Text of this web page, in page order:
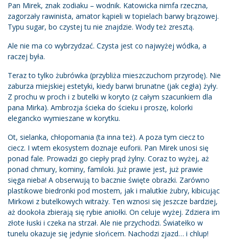
Pan Mirek, znak zodiaku – wodnik. Katowicka nimfa rzeczna,
zagorzały rawinista, amator kąpieli w topielach barwy brązowej.
Typu sugar, bo czystej tu nie znajdzie. Wody też zresztą.
Ale nie ma co wybrzydzać. Czysta jest co najwyżej wódka, a
raczej była.
Teraz to tylko żubrówka (przybliża mieszczuchom przyrodę). Nie
zaburza miejskiej estetyki, kiedy barwi brunatne (jak cegła) żyły.
Z prochu w proch i z butelki w koryto (z całym szacunkiem dla
pana Mirka). Ambrozja ścieka do ścieku i proszę, kolorki
elegancko wymieszane w korytku.
Ot, sielanka, chłopomania (ta inna też). A poza tym ciecz to
ciecz. I wtem ekosystem doznaje euforii. Pan Mirek unosi się
ponad fale. Prowadzi go ciepły prąd żylny. Coraz to wyżej, aż
ponad chmury, kominy, familoki. Już prawie jest, już prawie
sięga nieba! A obserwują to bacznie święte obrazki. Zarówno
plastikowe biedronki pod mostem, jak i malutkie żubry, kibicując
Mirkowi z butelkowych witraży. Ten wznosi się jeszcze bardziej,
aż dookoła zbierają się rybie aniołki. On celuje wyżej. Zdziera im
złote łuski i czeka na strzał. Ale nie przychodzi. Światełko w
tunelu okazuje się jedynie słońcem. Nachodzi zjazd… i chlup!